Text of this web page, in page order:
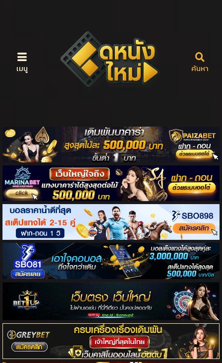
เมนู ค้นหา